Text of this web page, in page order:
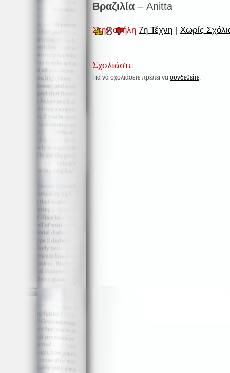
Βραζιλία – Anitta
Στην στήλη 7η Τέχνη | Χωρίς
8
Σχολιάστε
Για να σχολιάσετε πρέπει να συνδεθείτε.